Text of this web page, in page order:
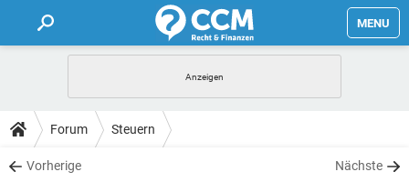
MENU
FORUM
TIPPS
Forum Steuern
Vorherige Nächste